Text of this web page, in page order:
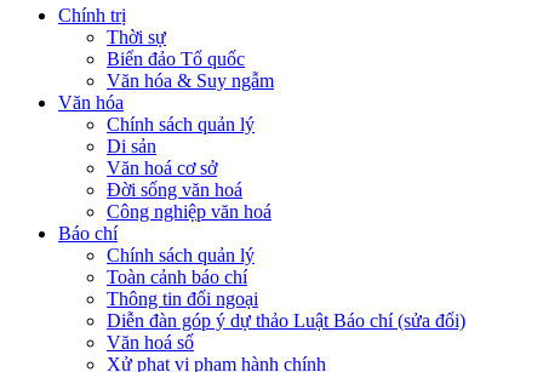
Chính trị
Thời sự
Biển đảo Tổ quốc
Văn hóa & Suy ngẫm
Văn hóa
Chính sách quản lý
Di sản
Văn hoá cơ sở
Đời sống văn hoá
Công nghiệp văn hoá
Báo chí
Chính sách quản lý
Toàn cảnh báo chí
Thông tin đối ngoại
Diễn đàn góp ý dự thảo Luật Báo chí (sửa đổi)
Văn hoá số
Xử phạt vi phạm hành chính